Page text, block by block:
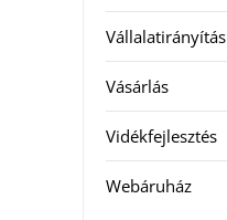
Vállalatirányítás
Vásárlás
Vidékfejlesztés
Webáruház